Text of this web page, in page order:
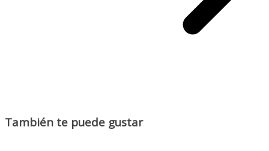
También te puede gustar